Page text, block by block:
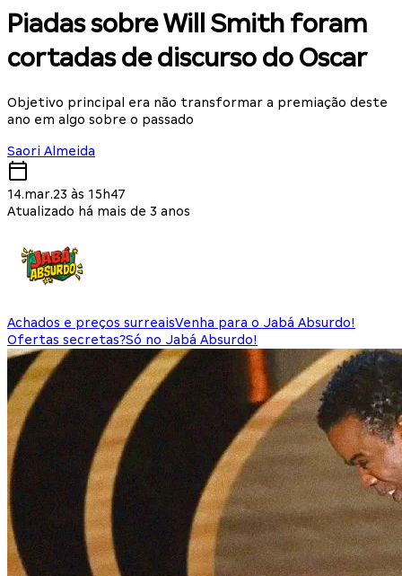
Piadas sobre Will Smith foram
cortadas de discurso do Oscar
Objetivo principal era não transformar a premiação deste
ano em algo sobre o passado
Saori Almeida
14.mar.23 às 15h47
Atualizado há mais de 3 anos
Achados e preços surreaisVenha para o Jabá Absurdo!
Ofertas secretas?Só no Jabá Absurdo!